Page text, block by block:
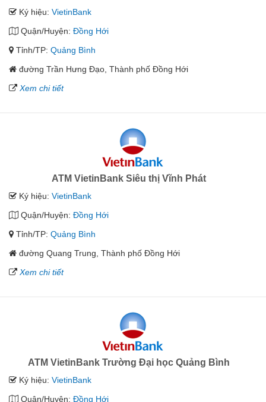
Ký hiệu: VietinBank
Quận/Huyện: Đồng Hới
Tỉnh/TP: Quảng Bình
đường Trần Hưng Đạo, Thành phố Đồng Hới
Xem chi tiết
ATM VietinBank Siêu thị Vĩnh Phát
Ký hiệu: VietinBank
Quận/Huyện: Đồng Hới
Tỉnh/TP: Quảng Bình
đường Quang Trung, Thành phố Đồng Hới
Xem chi tiết
ATM VietinBank Trường Đại học Quảng Bình
Ký hiệu: VietinBank
Quận/Huyện: Đồng Hới